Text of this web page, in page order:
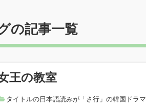
の記事一覧
王の教室
タイトルの日本語読みが「さ行」の韓国ドラマ